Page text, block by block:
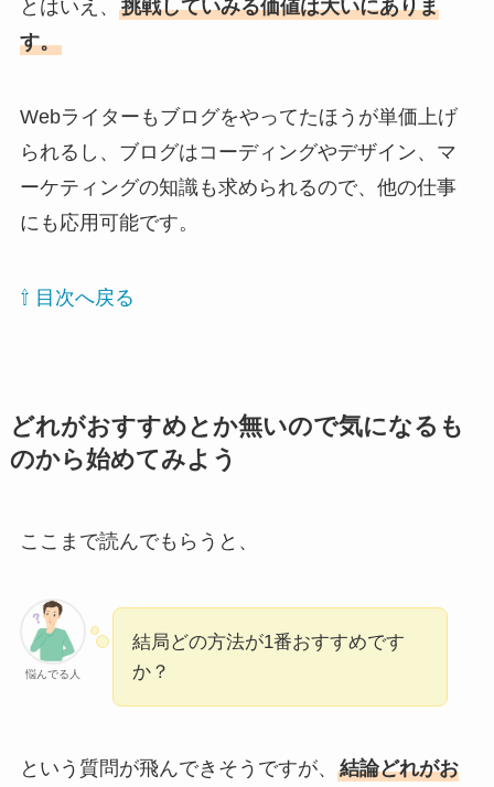
とはいえ、 挑戦していみる価値は大いにありま
す。
Webライターもブログをやってたほうが単価上げ
られるし、ブログはコーディングやデザイン、マ
ーケティングの知識も求められるので、他の仕事
にも応用可能です。
⇧ 目次へ戻る
どれがおすすめとか無いので気になるも
のから始めてみよう
ここまで読んでもらうと、
悩んでる人
結局どの方法が1番おすすめです
か？
という質問が飛んできそうですが、 結論どれがお